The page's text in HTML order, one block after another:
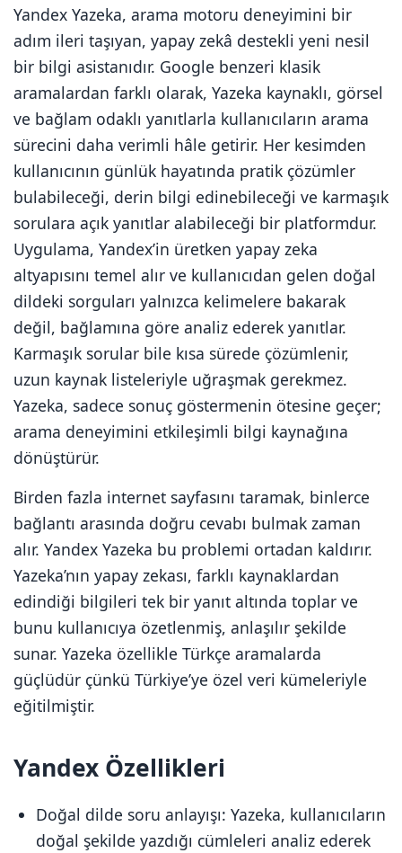
Yandex Yazeka, arama motoru deneyimini bir
adım ileri taşıyan, yapay zekâ destekli yeni nesil
bir bilgi asistanıdır. Google benzeri klasik
aramalardan farklı olarak, Yazeka kaynaklı, görsel
ve bağlam odaklı yanıtlarla kullanıcıların arama
sürecini daha verimli hâle getirir. Her kesimden
kullanıcının günlük hayatında pratik çözümler
bulabileceği, derin bilgi edinebileceği ve karmaşık
sorulara açık yanıtlar alabileceği bir platformdur.
Uygulama, Yandex’in üretken yapay zeka
altyapısını temel alır ve kullanıcıdan gelen doğal
dildeki sorguları yalnızca kelimelere bakarak
değil, bağlamına göre analiz ederek yanıtlar.
Karmaşık sorular bile kısa sürede çözümlenir,
uzun kaynak listeleriyle uğraşmak gerekmez.
Yazeka, sadece sonuç göstermenin ötesine geçer;
arama deneyimini etkileşimli bilgi kaynağına
dönüştürür.
Birden fazla internet sayfasını taramak, binlerce
bağlantı arasında doğru cevabı bulmak zaman
alır. Yandex Yazeka bu problemi ortadan kaldırır.
Yazeka’nın yapay zekası, farklı kaynaklardan
edindiği bilgileri tek bir yanıt altında toplar ve
bunu kullanıcıya özetlenmiş, anlaşılır şekilde
sunar. Yazeka özellikle Türkçe aramalarda
güçlüdür çünkü Türkiye’ye özel veri kümeleriyle
eğitilmiştir.
Yandex Özellikleri
Doğal dilde soru anlayışı: Yazeka, kullanıcıların
doğal şekilde yazdığı cümleleri analiz ederek